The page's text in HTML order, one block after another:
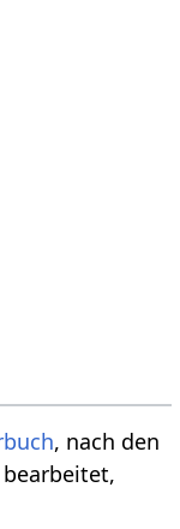
, nach den